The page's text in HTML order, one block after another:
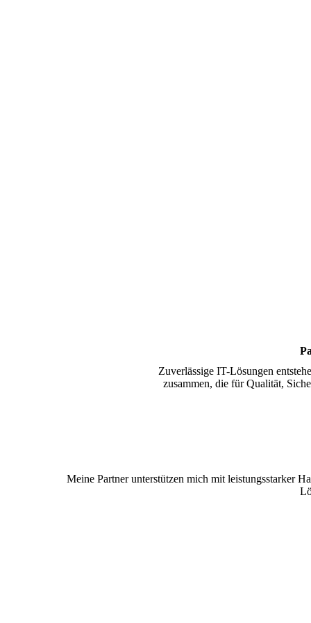
Zuverlässige IT-Lösungen
zusammen, die für Qualität,
Meine Partner unterstützen mich mit leistungsstarker